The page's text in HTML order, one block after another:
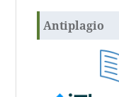
Antiplagio